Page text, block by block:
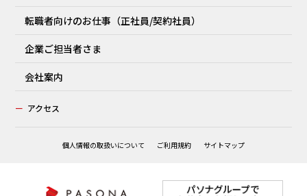
転職者向けのお仕事（正社員/契約社員）
企業ご担当者さま
会社案内
ー アクセス
個人情報の取扱いについて ご利用規約 サイトマップ